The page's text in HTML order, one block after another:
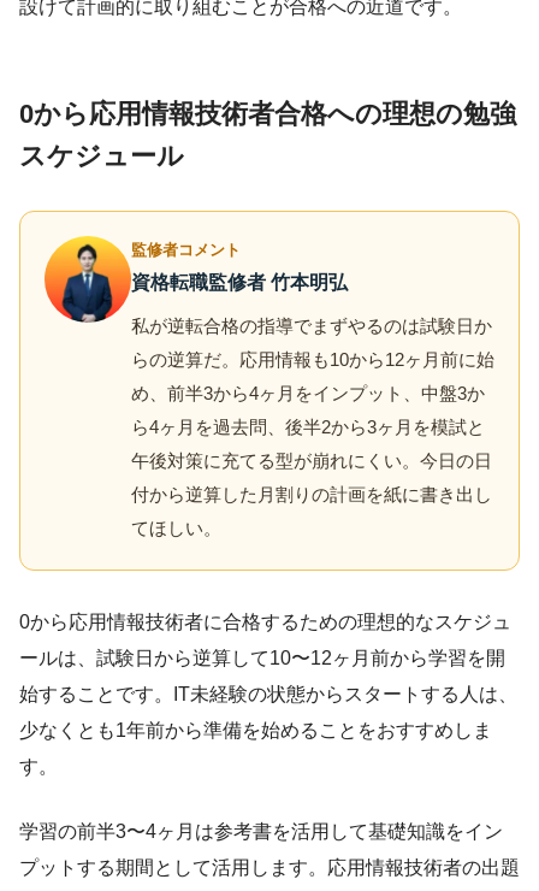
設けて計画的に取り組むことが合格への近道です。
0から応用情報技術者合格への理想の勉強
スケジュール
監修者コメント
資格転職監修者 竹本明弘
私が逆転合格の指導でまずやるのは試験日か
らの逆算だ。応用情報も10から12ヶ月前に始
め、前半3から4ヶ月をインプット、中盤3か
ら4ヶ月を過去問、後半2から3ヶ月を模試と
午後対策に充てる型が崩れにくい。今日の日
付から逆算した月割りの計画を紙に書き出し
てほしい。
0から応用情報技術者に合格するための理想的なスケジュ
ールは、試験日から逆算して10〜12ヶ月前から学習を開
始することです。IT未経験の状態からスタートする人は、
少なくとも1年前から準備を始めることをおすすめしま
す。
学習の前半3〜4ヶ月は参考書を活用して基礎知識をイン
プットする期間として活用します。応用情報技術者の出題